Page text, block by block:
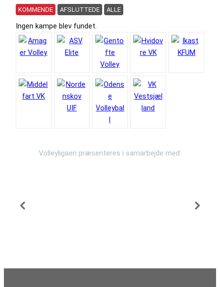
KOMMENDE AFSLUTTEDE ALLE
Ingen kampe blev fundet.
Volleyligaen præsenteres i samarbejde med: